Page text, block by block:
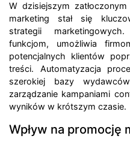
W dzisiejszym
marketing stał się
strategii
funkcjom, umożliwia
potencjalnych klientów
treści. Automatyzacja
szerokiej bazy
zarządzanie kampaniami
wyników w krótszym czasie.
Wpływ na promocję